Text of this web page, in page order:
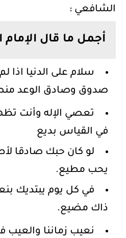
الشافعي :
أجمل ما قال
سلام على الدنيا اذا
صدوق وصادق الوعد
تعصي الإله وأنت
في القياس بديع
لو كان حبك صادقا
يحب مطيع.
في كل يوم يبتديك
ذاك مضيع.
نعيب زماننا والعيب